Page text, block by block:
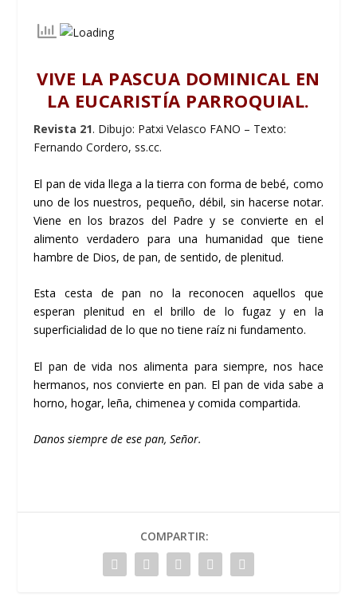
VIVE LA PASCUA DOMINICAL EN
LA EUCARISTÍA PARROQUIAL.
Revista 21. Dibujo: Patxi Velasco FANO – Texto:
Fernando Cordero, ss.cc.
El pan de vida llega a la tierra con forma de bebé, como
uno de los nuestros, pequeño, débil, sin hacerse notar.
Viene en los brazos del Padre y se convierte en el
alimento verdadero para una humanidad que tiene
hambre de Dios, de pan, de sentido, de plenitud.
Esta cesta de pan no la reconocen aquellos que
esperan plenitud en el brillo de lo fugaz y en la
superficialidad de lo que no tiene raíz ni fundamento.
El pan de vida nos alimenta para siempre, nos hace
hermanos, nos convierte en pan. El pan de vida sabe a
horno, hogar, leña, chimenea y comida compartida.
Danos siempre de ese pan, Señor.
COMPARTIR: